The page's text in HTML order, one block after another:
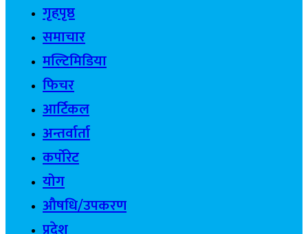
गृहपृष्ठ
समाचार
मल्टिमिडिया
फिचर
आर्टिकल
अन्तर्वार्ता
कर्पोरेट
योग
औषधि/उपकरण